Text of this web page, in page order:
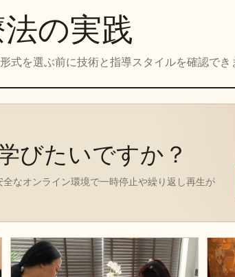
の実践
式を選ぶ前に技術と指導スタイルを確認でき
びたいですか？
なオンライン環境で一時停止や繰り返し再生が